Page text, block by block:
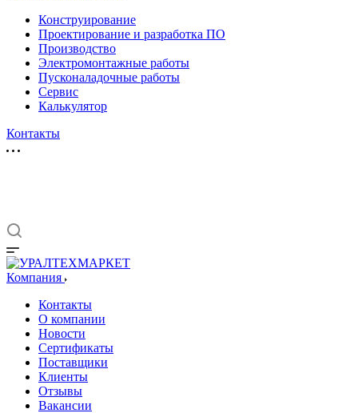
Конструирование
Проектирование и разработка ПО
Производство
Электромонтажные работы
Пусконаладочные работы
Сервис
Калькулятор
Контакты
Компания
Контакты
О компании
Новости
Сертификаты
Поставщики
Клиенты
Отзывы
Вакансии